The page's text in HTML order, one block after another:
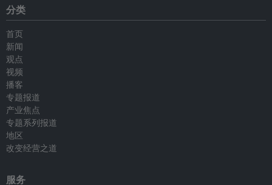
分类
首页
新闻
观点
视频
播客
专题报道
产业焦点
专题系列报道
地区
改变经营之道
服务